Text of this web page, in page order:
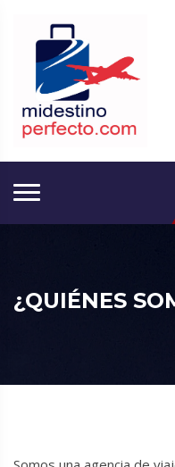
¿QUIÉNES